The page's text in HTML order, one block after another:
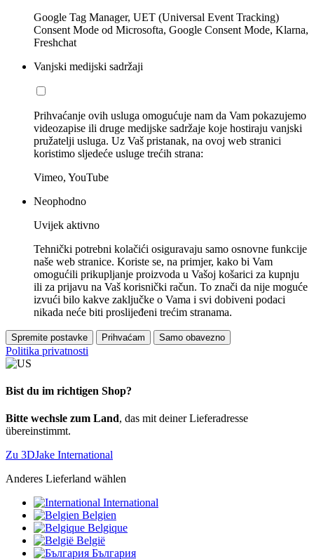
Google Tag Manager, UET (Universal Event Tracking)
Consent Mode od Microsofta, Google Consent Mode, Klarna,
Freshchat
Vanjski medijski sadržaji
Prihvaćanje ovih usluga omogućuje nam da Vam pokazujemo
videozapise ili druge medijske sadržaje koje hostiraju vanjski
pružatelji usluga. Uz Vaš pristanak, na ovoj web stranici
koristimo sljedeće usluge trećih strana:
Vimeo, YouTube
Neophodno
Uvijek aktivno
Tehnički potrebni kolačići osiguravaju samo osnovne funkcije
naše web stranice. Koriste se, na primjer, kako bi Vam
omogućili prikupljanje proizvoda u Vašoj košarici za kupnju
ili za prijavu na Vaš korisnički račun. To znači da nije moguće
izvući bilo kakve zaključke o Vama i svi dobiveni podaci
nikada neće biti proslijeđeni trećim stranama.
Spremite postavke Prihvaćam Samo obavezno
Politika privatnosti
Bist du im richtigen Shop?
Bitte wechsle zum Land, das mit deiner Lieferadresse
übereinstimmt.
Zu 3DJake International
Anderes Lieferland wählen
International
Belgien
Belgique
België
България